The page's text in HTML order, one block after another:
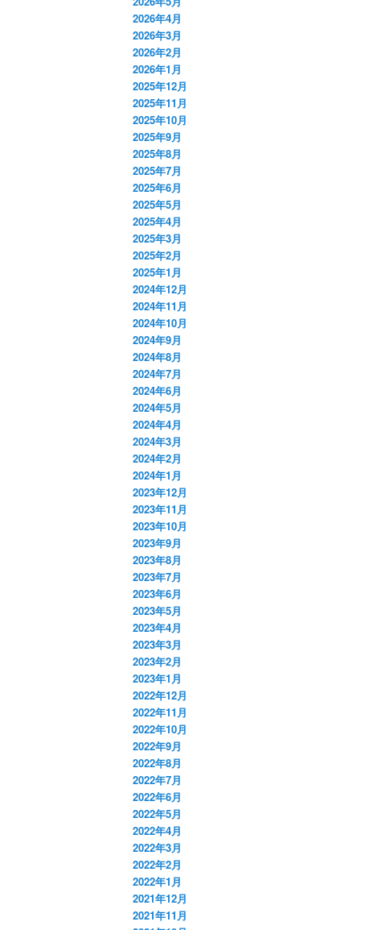
2026年4月
2026年3月
2026年2月
2026年1月
2025年12月
2025年11月
2025年10月
2025年9月
2025年8月
2025年7月
2025年6月
2025年5月
2025年4月
2025年3月
2025年2月
2025年1月
2024年12月
2024年11月
2024年10月
2024年9月
2024年8月
2024年7月
2024年6月
2024年5月
2024年4月
2024年3月
2024年2月
2024年1月
2023年12月
2023年11月
2023年10月
2023年9月
2023年8月
2023年7月
2023年6月
2023年5月
2023年4月
2023年3月
2023年2月
2023年1月
2022年12月
2022年11月
2022年10月
2022年9月
2022年8月
2022年7月
2022年6月
2022年5月
2022年4月
2022年3月
2022年2月
2022年1月
2021年12月
2021年11月